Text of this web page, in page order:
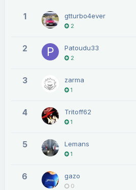
1 gtturbo4ever
2
2 Patoudu33
2
3 zarma
1
4 Tritoff62
1
5 Lemans
1
6 gazo
0